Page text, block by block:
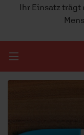
Ihr Einsatz trägt
Navigation